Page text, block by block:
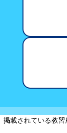
掲載されている教